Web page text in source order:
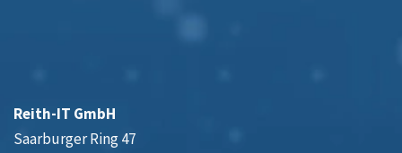
Reith-IT GmbH
Saarburger Ring 47